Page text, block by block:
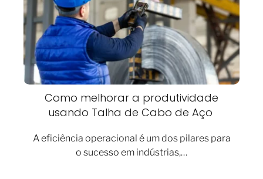
Como melhorar a produtividade
usando Talha de Cabo de Aço
A eficiência operacional é um dos pilares para
o sucesso em indústrias,…